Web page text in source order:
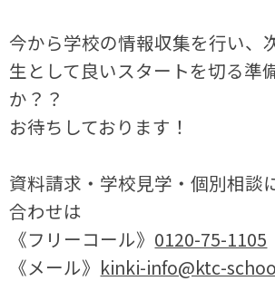
今から学校の情報収集を行い、
生として良いスタートを切る準
か？？
お待ちしております！
資料請求・学校見学・個別相談
合わせは
《フリーコール》 0120-75-1105
《メール》 kinki-info@ktc-